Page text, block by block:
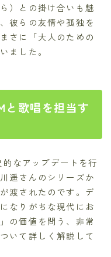
）との掛け合いも魅
彼らの友情や孤独を
さに「大人のための
ました。
と歌唱を担当す
なアップデートを行
遥さんのシリーズか
渡されたのです。デ
なりがちな現代にお
の価値を問う、非常
いて詳しく解説して